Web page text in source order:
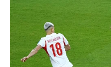
számára. Az elmúlt
komoly figyelmet kapott,
infláció, a megélhetési
közszolgáltatások
kihívásokat jelentettek